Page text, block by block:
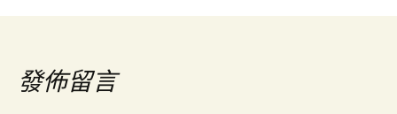
導
覽發佈留言